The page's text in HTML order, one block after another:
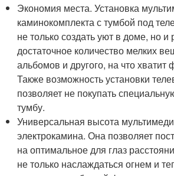
Экономия места. Установка
каминокомплекта с тумбой под
не только создать уют в доме, но и
достаточное количество мелких
альбомов и другого, на что хватит
Также возможность установки
позволяет не покупать
тумбу.
Универсальная высота
электрокамина. Она позволяет
на оптимальное для глаз
не только наслаждаться огнем и